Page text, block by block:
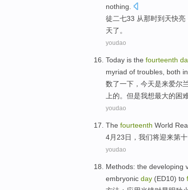
nothing
徒二七33 从那时到 天快亮
天了。
youdao
Today is the fourteenth
myriad of troubles both in
数了一下， 今天是来爱尔
上的。 但是我想最大的困
youdao
The fourteenth World
4月 23日 ，我们将迎来第
youdao
Methods: the developing
embryonic day (ED10) to